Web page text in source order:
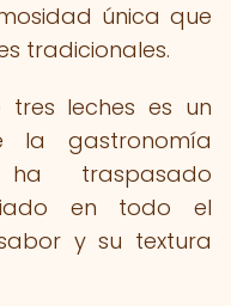
única que
tradicionales.
leches es un
la gastronomía
traspasado
en todo el
y su textura